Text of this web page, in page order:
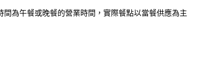
為午餐或晚餐的營業時間，實際餐點以當餐供應為主